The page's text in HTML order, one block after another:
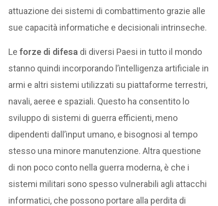
attuazione dei sistemi di combattimento grazie alle
sue capacità informatiche e decisionali intrinseche.
Leforze di difesa di diversi Paesi in tutto il mondo
stanno quindi incorporando l’intelligenza artificiale in
armi e altri sistemi utilizzati su piattaforme terrestri,
navali, aeree e spaziali. Questo ha consentito lo
sviluppo di sistemi di guerra efficienti, meno
dipendenti dall’input umano, e bisognosi al tempo
stesso una minore manutenzione. Altra questione
di non poco conto nella guerra moderna, è che i
sistemi militari sono spesso vulnerabili agli attacchi
informatici, che possono portare alla perdita di